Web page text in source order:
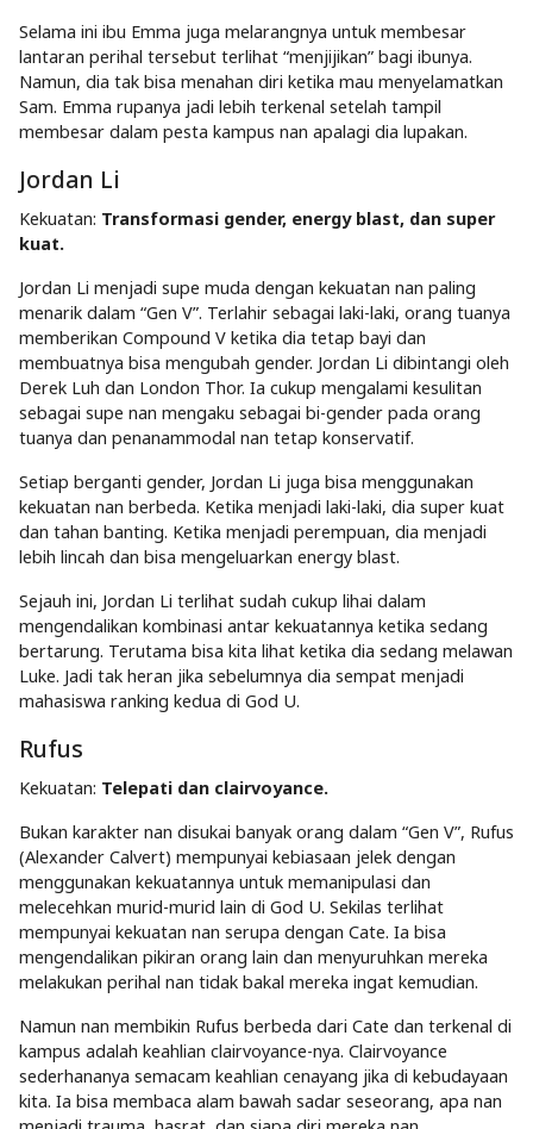
Selama ini ibu Emma juga melarangnya untuk membesar
lantaran perihal tersebut terlihat “menjijikan” bagi ibunya.
Namun, dia tak bisa menahan diri ketika mau menyelamatkan
Sam. Emma rupanya jadi lebih terkenal setelah tampil
membesar dalam pesta kampus nan apalagi dia lupakan.
Jordan Li
Kekuatan: Transformasi gender, energy blast, dan super
kuat.
Jordan Li menjadi supe muda dengan kekuatan nan paling
menarik dalam “Gen V”. Terlahir sebagai laki-laki, orang tuanya
memberikan Compound V ketika dia tetap bayi dan
membuatnya bisa mengubah gender. Jordan Li dibintangi oleh
Derek Luh dan London Thor. Ia cukup mengalami kesulitan
sebagai supe nan mengaku sebagai bi-gender pada orang
tuanya dan penanammodal nan tetap konservatif.
Setiap berganti gender, Jordan Li juga bisa menggunakan
kekuatan nan berbeda. Ketika menjadi laki-laki, dia super kuat
dan tahan banting. Ketika menjadi perempuan, dia menjadi
lebih lincah dan bisa mengeluarkan energy blast.
Sejauh ini, Jordan Li terlihat sudah cukup lihai dalam
mengendalikan kombinasi antar kekuatannya ketika sedang
bertarung. Terutama bisa kita lihat ketika dia sedang melawan
Luke. Jadi tak heran jika sebelumnya dia sempat menjadi
mahasiswa ranking kedua di God U.
Rufus
Kekuatan: Telepati dan clairvoyance.
Bukan karakter nan disukai banyak orang dalam “Gen V”, Rufus
(Alexander Calvert) mempunyai kebiasaan jelek dengan
menggunakan kekuatannya untuk memanipulasi dan
melecehkan murid-murid lain di God U. Sekilas terlihat
mempunyai kekuatan nan serupa dengan Cate. Ia bisa
mengendalikan pikiran orang lain dan menyuruhkan mereka
melakukan perihal nan tidak bakal mereka ingat kemudian.
Namun nan membikin Rufus berbeda dari Cate dan terkenal di
kampus adalah keahlian clairvoyance-nya. Clairvoyance
sederhananya semacam keahlian cenayang jika di kebudayaan
kita. Ia bisa membaca alam bawah sadar seseorang, apa nan